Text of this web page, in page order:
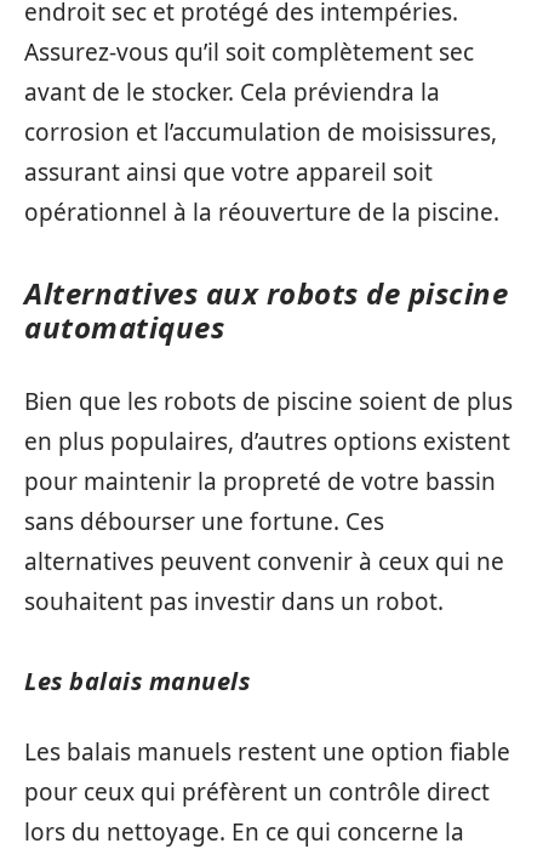
endroit sec et protégé des intempéries.
Assurez-vous qu’il soit complètement sec
avant de le stocker. Cela préviendra la
corrosion et l’accumulation de moisissures,
assurant ainsi que votre appareil soit
opérationnel à la réouverture de la piscine.
Alternatives aux robots de piscine
automatiques
Bien que les robots de piscine soient de plus
en plus populaires, d’autres options existent
pour maintenir la propreté de votre bassin
sans débourser une fortune. Ces
alternatives peuvent convenir à ceux qui ne
souhaitent pas investir dans un robot.
Les balais manuels
Les balais manuels restent une option fiable
pour ceux qui préfèrent un contrôle direct
lors du nettoyage. En ce qui concerne la